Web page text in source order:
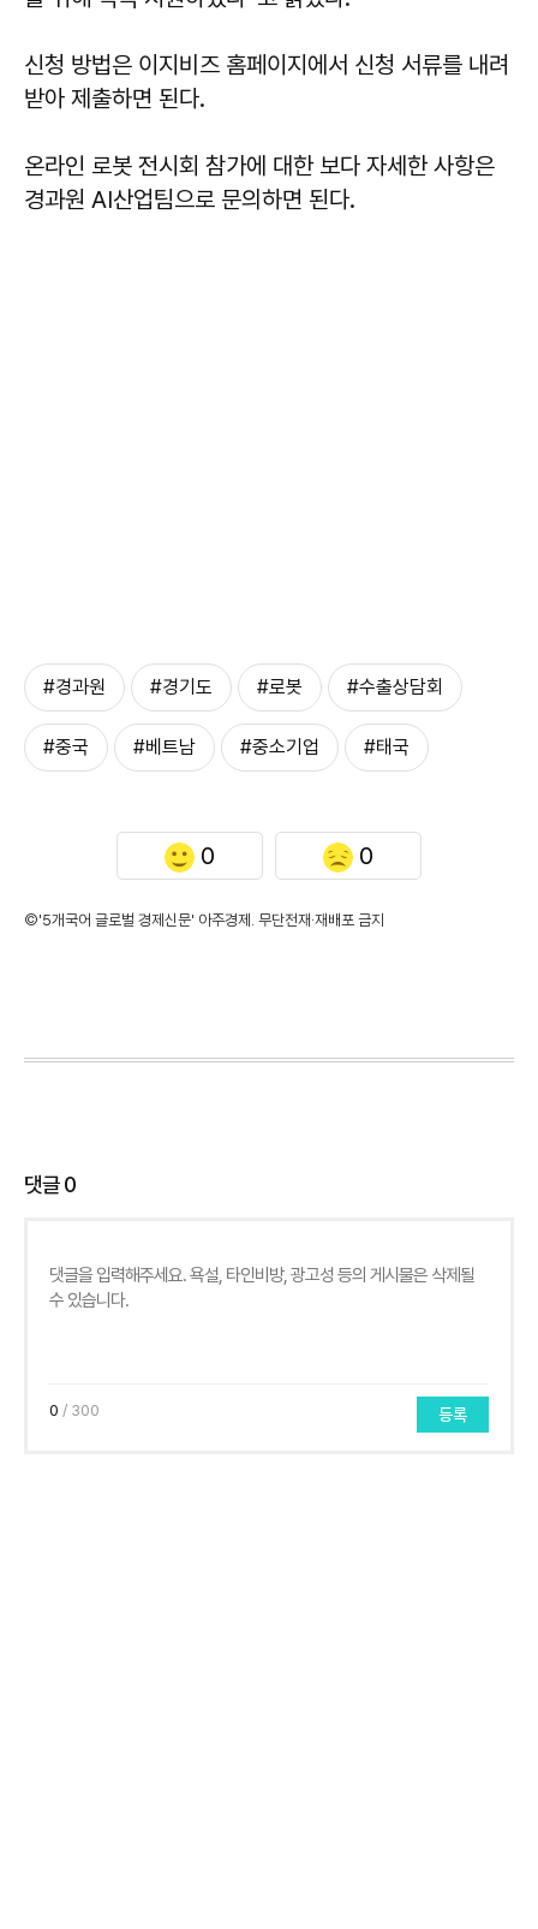
신청 방법은 이지비즈 홈페이지에서 신청 서류를 내려
받아 제출하면 된다.
온라인 로봇 전시회 참가에 대한 보다 자세한 사항은
경과원 AI산업팀으로 문의하면 된다.
#경과원 #경기도 #로봇 #수출상담회
#중국 #베트남 #중소기업 #태국
0 0
©'5개국어 글로벌 경제신문' 아주경제. 무단전재·재배포 금지
댓글0
0 / 300 등록